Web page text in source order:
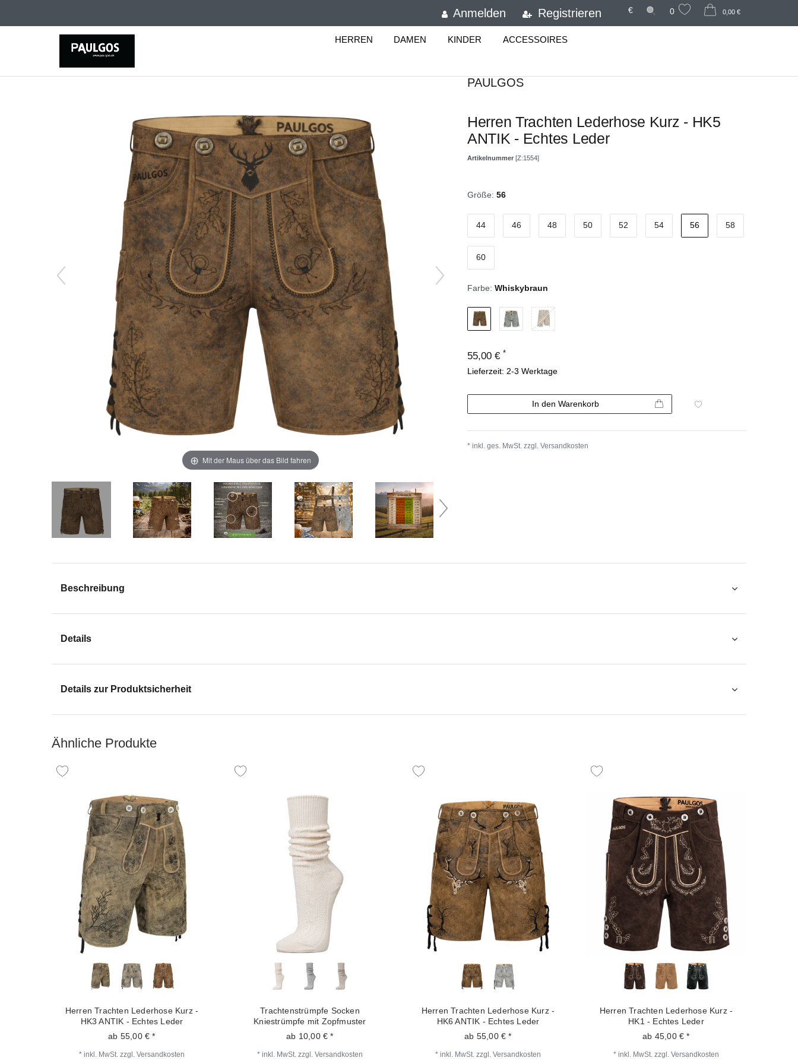
Anmelden Registrieren € 0 0,00 €
HERREN DAMEN KINDER ACCESSOIRES
Mit der Maus über das Bild fahren
PAULGOS
Herren Trachten Lederhose Kurz - HK5
ANTIK - Echtes Leder
Artikelnummer [Z:1554]
Größe: 56
44 46 48 50 52 54 56 58
60
Farbe: Whiskybraun
55,00 € *
Lieferzeit: 2-3 Werktage
In den Warenkorb
* inkl. ges. MwSt. zzgl. Versandkosten
Beschreibung
Details
Details zur Produktsicherheit
Ähnliche Produkte
Herren Trachten Lederhose Kurz -
HK3 ANTIK - Echtes Leder
ab 55,00 € *
* inkl. MwSt. zzgl. Versandkosten
Trachtenstrümpfe Socken
Kniestrümpfe mit Zopfmuster
ab 10,00 € *
* inkl. MwSt. zzgl. Versandkosten
Herren Trachten Lederhose Kurz -
HK6 ANTIK - Echtes Leder
ab 55,00 € *
* inkl. MwSt. zzgl. Versandkosten
Herren Trachten Lederhose Kurz -
HK1 - Echtes Leder
ab 45,00 € *
* inkl. MwSt. zzgl. Versandkosten